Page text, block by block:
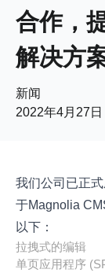
新闻与活动
博客
关于凝新
合作，
解决方
新闻
2022年4月27日
我们公司已正
于Magnolia
以下：
拉拽式的编辑
单页应用程序